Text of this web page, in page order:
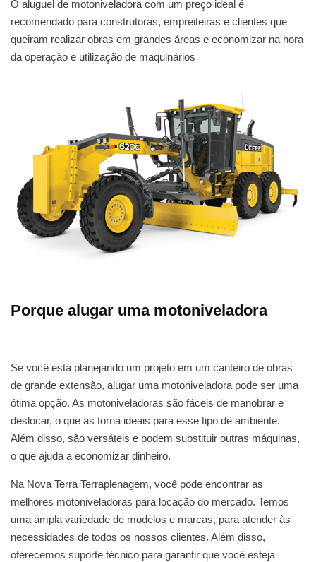
O aluguel de motoniveladora com um preço ideal é
recomendado para construtoras, empreiteiras e clientes que
queiram realizar obras em grandes áreas e economizar na hora
da operação e utilização de maquinários
Porque alugar uma motoniveladora
Se você está planejando um projeto em um canteiro de obras
de grande extensão, alugar uma motoniveladora pode ser uma
ótima opção. As motoniveladoras são fáceis de manobrar e
deslocar, o que as torna ideais para esse tipo de ambiente.
Além disso, são versáteis e podem substituir outras máquinas,
o que ajuda a economizar dinheiro.
Na Nova Terra Terraplenagem, você pode encontrar as
melhores motoniveladoras para locação do mercado. Temos
uma ampla variedade de modelos e marcas, para atender às
necessidades de todos os nossos clientes. Além disso,
oferecemos suporte técnico para garantir que você esteja